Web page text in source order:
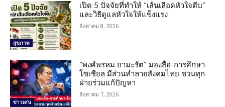
สุขภาพ
เปิด 5 ปัจจัยที่ทำให้ “เส้นเลือดหัวใจตีบ”
และวิธีดูแลหัวใจให้แข็งแรง
สิงหาคม 8, 2026
ข่าวเด่น
“พงศ์พรหม ยามะรัต” มองสื่อ-การศึกษา-
โซเชียล มีส่วนทำลายสังคมไทย ชวนทุก
ฝ่ายร่วมแก้ปัญหา
สิงหาคม 7, 2026